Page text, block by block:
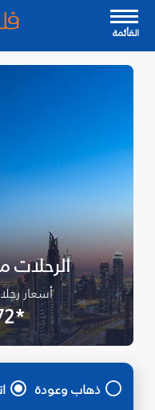
القأئمة
الرحلات
أسعار
*SAR 1,272
ذهاب وعودة